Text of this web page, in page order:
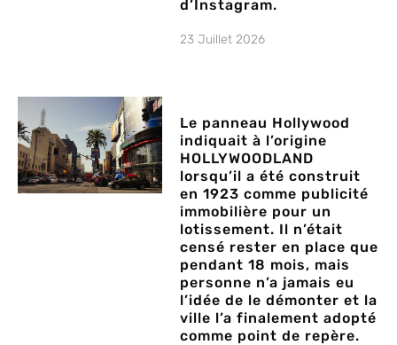
d’Instagram.
23 Juillet 2026
Le panneau Hollywood
indiquait à l’origine
HOLLYWOODLAND
lorsqu’il a été construit
en 1923 comme publicité
immobilière pour un
lotissement. Il n’était
censé rester en place que
pendant 18 mois, mais
personne n’a jamais eu
l’idée de le démonter et la
ville l’a finalement adopté
comme point de repère.